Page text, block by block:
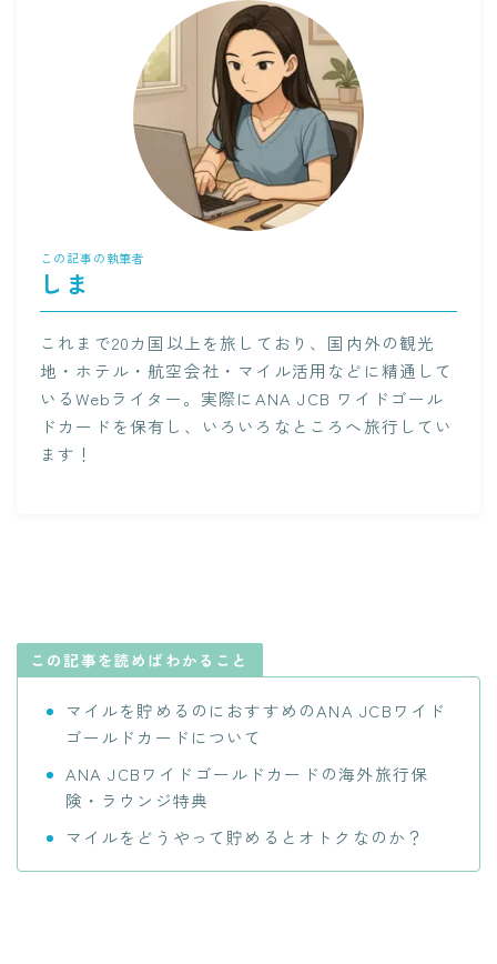
この記事の執筆者
しま
これまで20カ国以上を旅しており、国内外の観光
地・ホテル・航空会社・マイル活用などに精通して
いるWebライター。実際にANA JCB ワイドゴール
ドカードを保有し、いろいろなところへ旅行してい
ます！
この記事を読めばわかること
マイルを貯めるのにおすすめのANA JCBワイド
ゴールドカードについて
ANA JCBワイドゴールドカードの海外旅行保
険・ラウンジ特典
マイルをどうやって貯めるとオトクなのか？